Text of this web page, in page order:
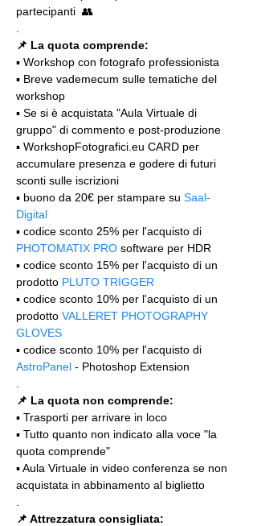
partecipanti  👥
📌 La quota comprende:
▪️ Workshop con fotografo professionista
▪️ Breve vademecum sulle tematiche del
workshop
▪️ Se si è acquistata "Aula Virtuale di
gruppo" di commento e post-produzione
▪️ WorkshopFotografici.eu CARD per
accumulare presenza e godere di futuri
sconti sulle iscrizioni
▪️ buono da 20€ per stampare su Saal-
Digital
▪️ codice sconto 25% per l'acquisto di
PHOTOMATIX PRO software per HDR
▪️ codice sconto 15% per l'acquisto di un
prodotto PLUTO TRIGGER
▪️ codice sconto 10% per l'acquisto di un
prodotto VALLERET PHOTOGRAPHY
GLOVES
▪️ codice sconto 10% per l'acquisto di
AstroPanel - Photoshop Extension
📌 La quota non comprende:
▪️ Trasporti per arrivare in loco
▪️ Tutto quanto non indicato alla voce "la
quota comprende"
▪️ Aula Virtuale in video conferenza se non
acquistata in abbinamento al biglietto
📌 Attrezzatura consigliata: